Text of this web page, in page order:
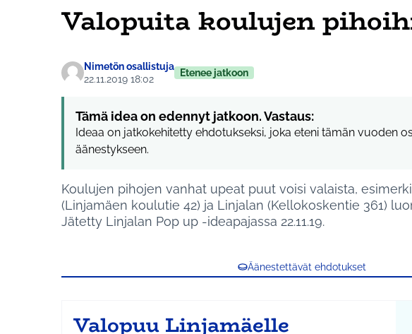
Valopuita koulujen
Nimetön osallistuja
22.11.2019 18:02
Etenee jatkoon
Tämä idea on edennyt jatkoon. Vastaus:
Ideaa on jatkokehitetty ehdotukseksi, joka eteni tämän vuoden
äänestykseen.
Koulujen pihojen vanhat upeat puut voisi valaista,
(Linjamäen koulutie 42) ja Linjalan (Kellokoskentie 361)
Jätetty Linjalan Pop up -ideapajassa 22.11.19.
Äänestettävät ehdotukset
Valopuu Linjamäelle